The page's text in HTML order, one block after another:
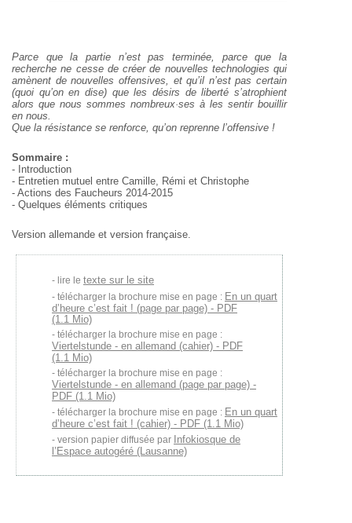
Parce que la partie n’est pas terminée, parce que la
recherche ne cesse de créer de nouvelles technologies qui
amènent de nouvelles offensives, et qu’il n’est pas certain
(quoi qu’on en dise) que les désirs de liberté s’atrophient
alors que nous sommes nombreux·ses à les sentir bouillir
en nous.
Que la résistance se renforce, qu’on reprenne l’offensive !
Sommaire :
- Introduction
- Entretien mutuel entre Camille, Rémi et Christophe
- Actions des Faucheurs 2014-2015
- Quelques éléments critiques
Version allemande et version française.
lire le texte sur le site
télécharger la brochure mise en page : En un quart
d’heure c’est fait ! (page par page) - PDF
(1.1 Mio)
télécharger la brochure mise en page :
Viertelstunde - en allemand (cahier) - PDF
(1.1 Mio)
télécharger la brochure mise en page :
Viertelstunde - en allemand (page par page) -
PDF (1.1 Mio)
télécharger la brochure mise en page : En un quart
d’heure c’est fait ! (cahier) - PDF (1.1 Mio)
version papier diffusée par Infokiosque de
l’Espace autogéré (Lausanne)